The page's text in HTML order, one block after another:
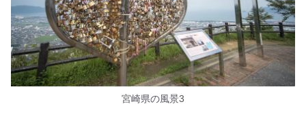
宮崎県の風景3